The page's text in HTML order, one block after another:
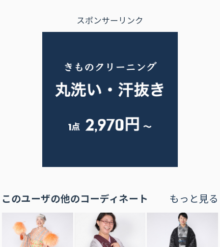
スポンサーリンク
このユーザの他のコーディネート もっと見る